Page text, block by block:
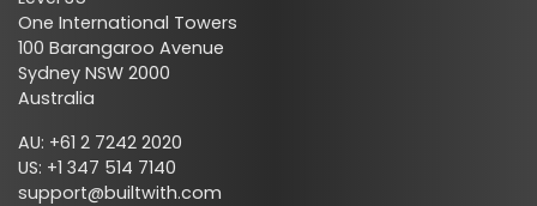
One International Towers
100 Barangaroo Avenue
Sydney NSW 2000
Australia
AU: +61 2 7242 2020
US: +1 347 514 7140
support@builtwith.com